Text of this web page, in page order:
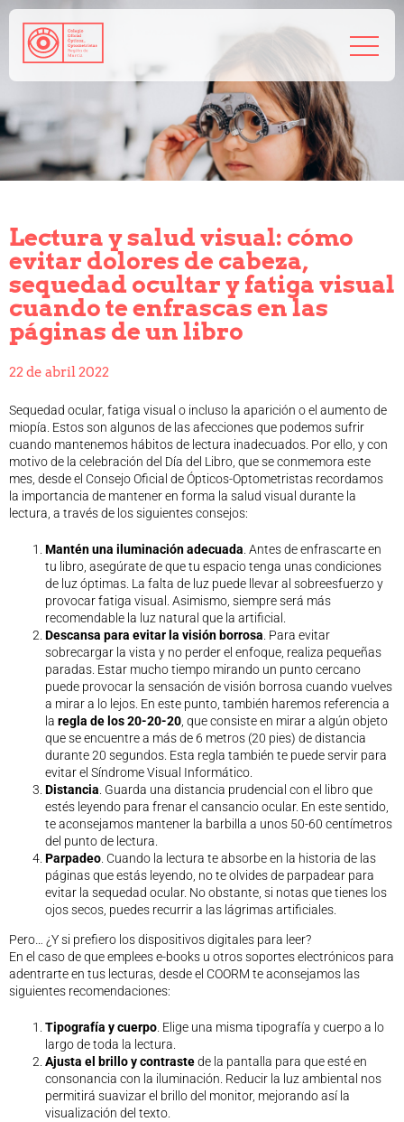
Salud visual
Preguntas frecuentes
Consejos de tu óptico-optometrista
Profesionales
Cómo colegiarse
Precolegiación
Tablón de anuncios
Legislación
Ventajas
Canal ético
Calendario
Formación
Archivo de formación
Vídeos de formación
Eventos COORM
MURCIA OPTOM MEETING 2025
EL COORM EN EL OPTOM 2024
V Congreso de Salud Visual y Pediatría 2022
Transparencia
Quiénes somos
Actualidad
Contacto
Lectura y salud visual: cómo
evitar dolores de cabeza,
sequedad ocultar y fatiga visual
cuando te enfrascas en las
páginas de un libro
22 de abril 2022
Sequedad ocular, fatiga visual o incluso la aparición o el aumento de
miopía. Estos son algunos de las afecciones que podemos sufrir
cuando mantenemos hábitos de lectura inadecuados. Por ello, y con
motivo de la celebración del Día del Libro, que se conmemora este
mes, desde el Consejo Oficial de Ópticos-Optometristas recordamos
la importancia de mantener en forma la salud visual durante la
lectura, a través de los siguientes consejos:
Mantén una iluminación adecuada . Antes de enfrascarte en
tu libro, asegúrate de que tu espacio tenga unas condiciones
de luz óptimas. La falta de luz puede llevar al sobreesfuerzo y
provocar fatiga visual. Asimismo, siempre será más
recomendable la luz natural que la artificial.
Descansa para evitar la visión borrosa . Para evitar
sobrecargar la vista y no perder el enfoque, realiza pequeñas
paradas. Estar mucho tiempo mirando un punto cercano
puede provocar la sensación de visión borrosa cuando vuelves
a mirar a lo lejos. En este punto, también haremos referencia a
la regla de los 20-20-20 , que consiste en mirar a algún objeto
que se encuentre a más de 6 metros (20 pies) de distancia
durante 20 segundos. Esta regla también te puede servir para
evitar el Síndrome Visual Informático
Distancia . Guarda una distancia prudencial con el libro que
estés leyendo para frenar el cansancio ocular. En este sentido,
te aconsejamos mantener la barbilla a unos 50-60 centímetros
del punto de lectura.
Parpadeo . Cuando la lectura te absorbe en la historia de las
páginas que estás leyendo, no te olvides de parpadear para
evitar la sequedad ocular. No obstante, si notas que tienes los
ojos secos, puedes recurrir a las lágrimas artificiales.
Pero… ¿Y si prefiero los dispositivos digitales para leer?
En el caso de que emplees e-books u otros soportes electrónicos para
adentrarte en tus lecturas, desde el COORM te aconsejamos las
siguientes recomendaciones:
Tipografía y cuerpo . Elige una misma tipografía y cuerpo a lo
largo de toda la lectura.
Ajusta el brillo y contrastede la pantalla para que esté en
consonancia con la iluminación. Reducir la luz ambiental nos
permitirá suavizar el brillo del monitor, mejorando así la
visualización del texto.